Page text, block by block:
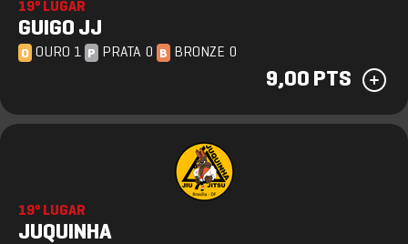
19º LUGAR
GUIGO JJ
O OURO 1 P PRATA 0 B BRONZE 0
9,00 PTS
19º LUGAR
JUQUINHA